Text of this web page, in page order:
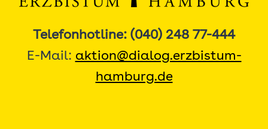
Telefonhotline: (040) 248 77-444
E-Mail: aktion@dialog.erzbistum-
hamburg.de